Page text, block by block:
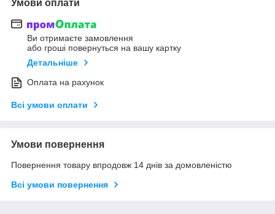
Умови оплати
Ви отримаєте замовлення
або гроші повернуться на вашу картку
Детальніше
Оплата на рахунок
Всі умови оплати
Умови повернення
Повернення товару впродовж 14 днів за домовленістю
Всі умови повернення